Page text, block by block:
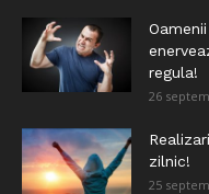
regula!
26
zilnic!
25